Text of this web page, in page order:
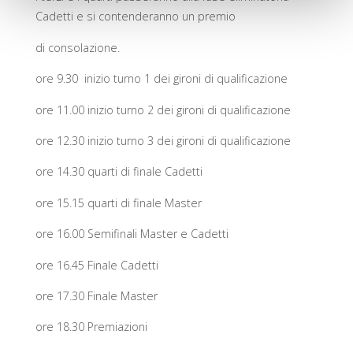
Cadetti e si contenderanno un premio
di consolazione.
ore 9.30 inizio turno 1 dei gironi di qualificazione
ore 11.00 inizio turno 2 dei gironi di qualificazione
ore 12.30 inizio turno 3 dei gironi di qualificazione
ore 14.30 quarti di finale Cadetti
ore 15.15 quarti di finale Master
ore 16.00 Semifinali Master e Cadetti
ore 16.45 Finale Cadetti
ore 17.30 Finale Master
ore 18.30 Premiazioni